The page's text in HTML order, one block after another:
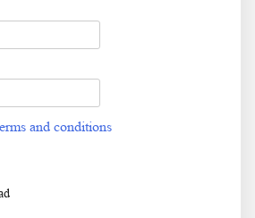
and conditions